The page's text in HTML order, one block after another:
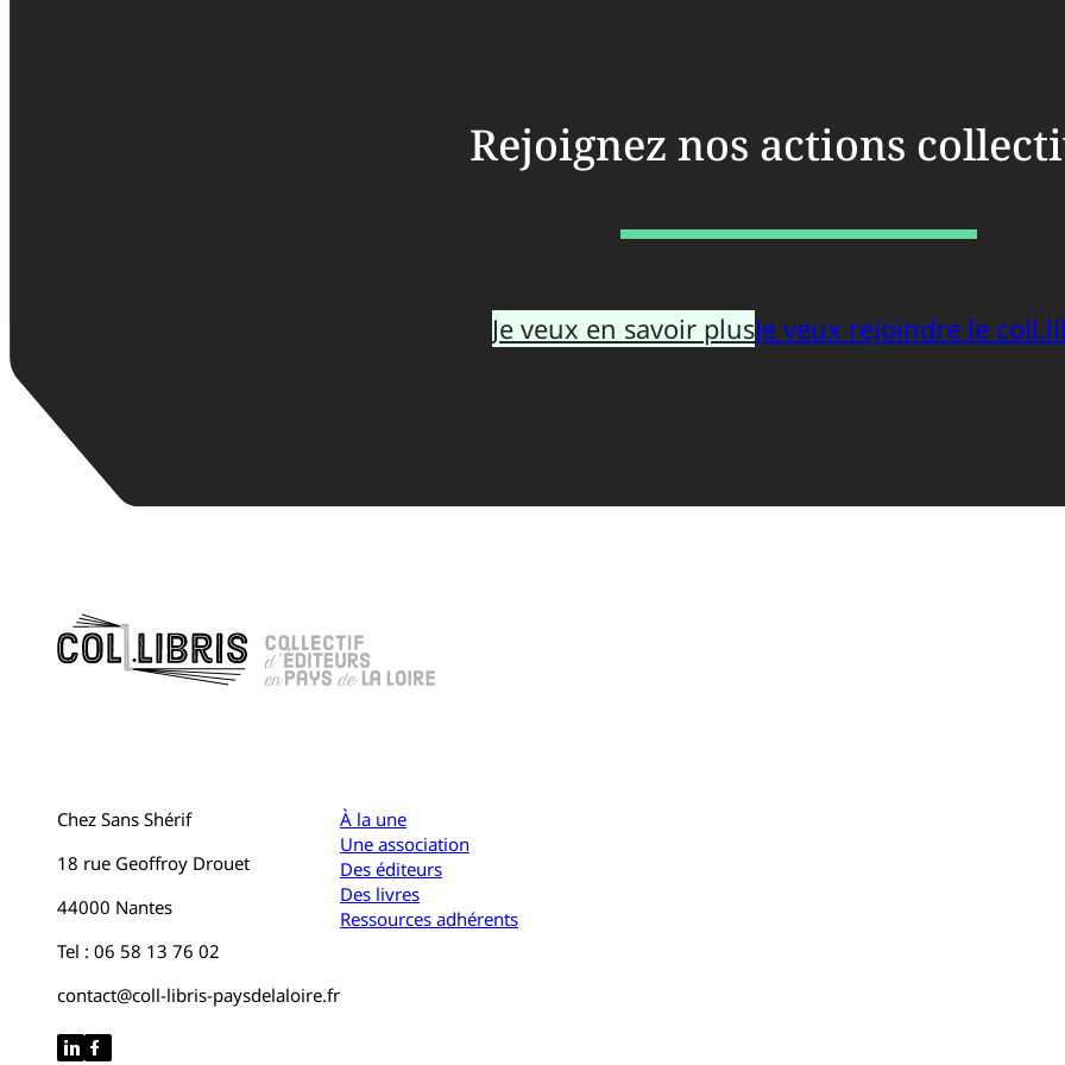
Rejoignez nos actions
Je veux en savoir plusJe veux rejoindre le
Chez Sans Shérif
18 rue Geoffroy Drouet
44000 Nantes
Tel : 06 58 13 76 02
contact@coll-libris-paysdelaloire.fr
À la une
Une association
Des éditeurs
Des livres
Ressources adhérents